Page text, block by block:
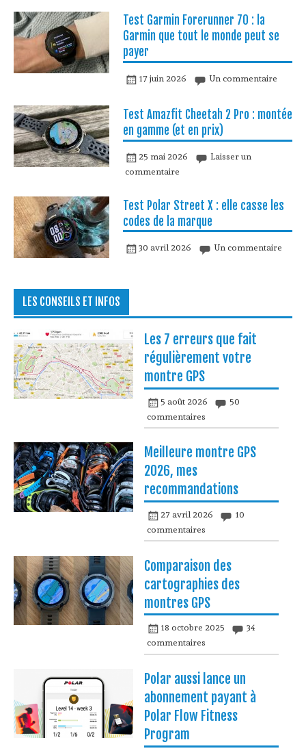
Test Garmin Forerunner 70 : la
Garmin que tout le monde peut se
payer
17 juin 2026 Un commentaire
Test Amazfit Cheetah 2 Pro : montée
en gamme (et en prix)
25 mai 2026
Laisser un
commentaire
Test Polar Street X : elle casse les
codes de la marque
30 avril 2026 Un commentaire
LES CONSEILS ET INFOS
Les 7 erreurs que fait
régulièrement votre
montre GPS
5 août 2026
50
commentaires
Meilleure montre GPS
2026, mes
recommandations
27 avril 2026
10
commentaires
Comparaison des
cartographies des
montres GPS
18 octobre 2025
34
commentaires
Polar aussi lance un
abonnement payant à
Polar Flow Fitness
Program